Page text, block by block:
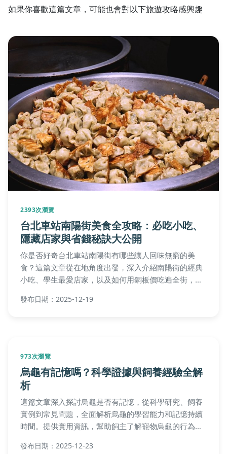
如果你喜歡這篇文章，可能也會對以下旅遊攻略感興趣
2393次瀏覽
台北車站南陽街美食全攻略：必吃小吃、
隱藏店家與省錢秘訣大公開
你是否好奇台北車站南陽街有哪些讓人回味無窮的美
食？這篇文章從在地角度出發，深入介紹南陽街的經典
小吃、學生最愛店家，以及如何用銅板價吃遍全街，並
旅。
發布日期：2025-12-19
973次瀏覽
烏龜有記憶嗎？科學證據與飼養經驗全解
析
這篇文章深入探討烏龜是否有記憶，從科學研究、飼養
實例到常見問題，全面解析烏龜的學習能力和記憶持續
時間。提供實用資訊，幫助飼主了解寵物烏龜的行為模
問。
發布日期：2025-12-23